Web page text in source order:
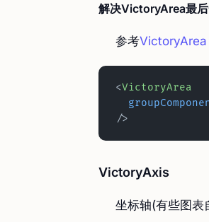
解决VictoryArea最
参考
<VictoryArea
/>
VictoryAxis
坐标轴(有些图表